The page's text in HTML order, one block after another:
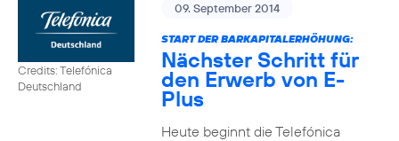
Credits: Telefónica
Deutschland
09. September 2014
START DER BARKAPITALERHÖHUNG:
Nächster Schritt für
den Erwerb von E-
Plus
Heute beginnt die Telefónica